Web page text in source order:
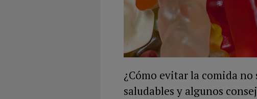
¿Cómo evitar la comida
saludables y algunos